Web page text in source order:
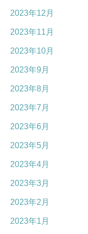
2023年12月
2023年11月
2023年10月
2023年9月
2023年8月
2023年7月
2023年6月
2023年5月
2023年4月
2023年3月
2023年2月
2023年1月